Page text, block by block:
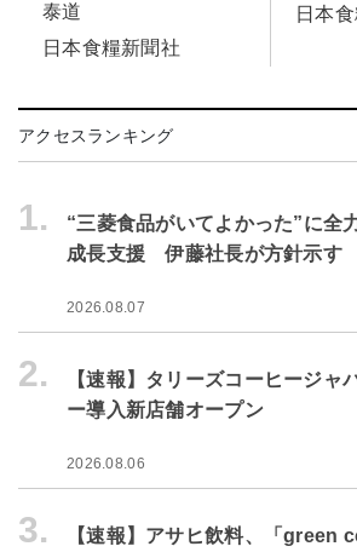
泰道
日本食糧新聞社
日本
アクセスランキング
1.
“三菱食品がいてよかった”に
成長支援 伊藤社長が方針示す
2026.08.07
2.
【速報】タリーズコーヒージャ
ー導入新店舗オープン
2026.08.06
3.
【速報】アサヒ飲料、「